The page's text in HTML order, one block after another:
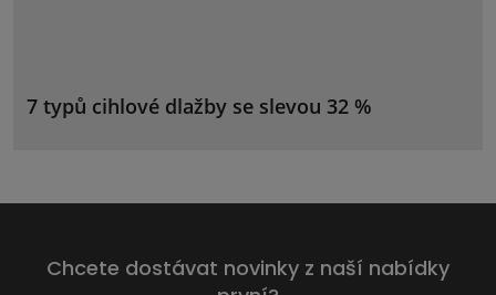
7 typů cihlové dlažby se slevou 32 %
Chcete dostávat novinky z naší nabídky